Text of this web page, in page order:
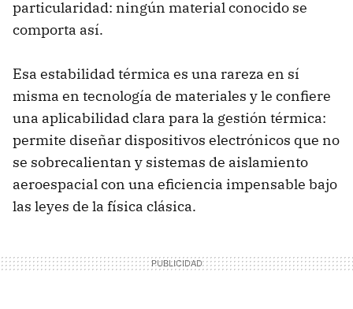
particularidad: ningún material conocido se
comporta así.
Esa estabilidad térmica es una rareza en sí
misma en tecnología de materiales y le confiere
una aplicabilidad clara para la gestión térmica:
permite diseñar dispositivos electrónicos que no
se sobrecalientan y sistemas de aislamiento
aeroespacial con una eficiencia impensable bajo
las leyes de la física clásica.